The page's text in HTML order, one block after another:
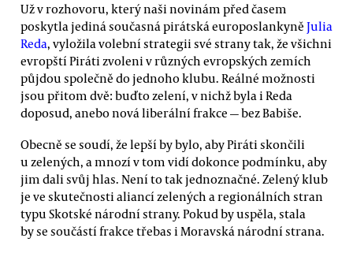
Už v rozhovoru, který naši novinám před časem
poskytla jediná současná pirátská europoslankyně Julia
Reda, vyložila volební strategii své strany tak, že všichni
evropští Piráti zvoleni v různých evropských zemích
půjdou společně do jednoho klubu. Reálné možnosti
jsou přitom dvě: buďto zelení, v nichž byla i Reda
doposud, anebo nová liberální frakce — bez Babiše.
Obecně se soudí, že lepší by bylo, aby Piráti skončili
u zelených, a mnozí v tom vidí dokonce podmínku, aby
jim dali svůj hlas. Není to tak jednoznačné. Zelený klub
je ve skutečnosti aliancí zelených a regionálních stran
typu Skotské národní strany. Pokud by uspěla, stala
by se součástí frakce třebas i Moravská národní strana.